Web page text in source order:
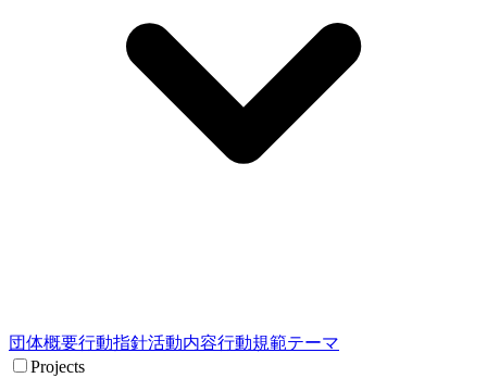
団体概要行動指針活動内容行動規範テーマ
Projects